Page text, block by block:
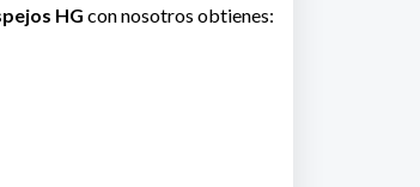
HG con nosotros obtienes: